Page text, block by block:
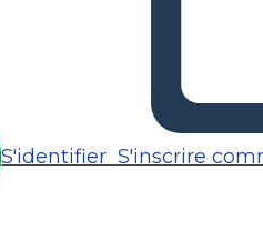
S'identifier S'inscrire